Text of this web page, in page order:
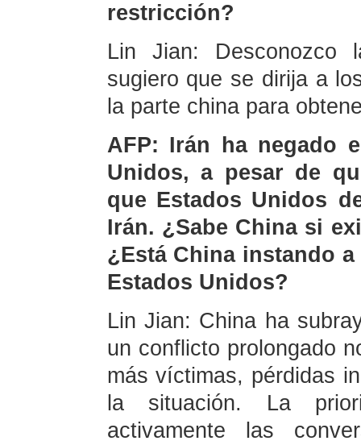
restricción?
Lin Jian: Desconozco
sugiero que se dirija a
la parte china para
AFP: Irán ha negado
Unidos, a pesar de
que Estados Unidos
Irán. ¿Sabe China si
¿Está China instando
Estados Unidos?
Lin Jian: China ha
un conflicto prolongado
más víctimas, pérdidas
la situación. La
activamente las